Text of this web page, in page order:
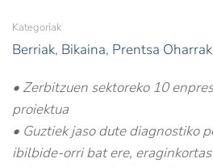
Kategoriak
Berriak, Bikaina, Prentsa Oharrak
• Zerbitzuen sektoreko 10
proiektua
• Guztiek jaso dute diagnostiko
ibilbide-orri bat ere,